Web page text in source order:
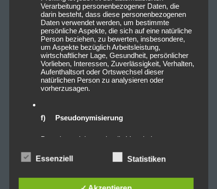
öwensaalNürnberg_Livesound-2
öwensaalNürnberg_Livesound-11
Verarbeitung personenbezogener Daten, die
darin besteht, dass diese personenbezogenen
Daten verwendet werden, um bestimmte
persönliche Aspekte, die sich auf eine natürliche
Person beziehen, zu bewerten, insbesondere,
um Aspekte bezüglich Arbeitsleistung,
wirtschaftlicher Lage, Gesundheit, persönlicher
Vorlieben, Interessen, Zuverlässigkeit, Verhalten,
Aufenthaltsort oder Ortswechsel dieser
natürlichen Person zu analysieren oder
vorherzusagen.
f) Pseudonymisierung
Pseudonymisierung ist die Verarbeitung
welche die personenbezogenen Daten ohne
Hinzuziehung zusätzlicher Informationen nicht
zugeordnet werden können, sofern diese
Essenziell Statistiken